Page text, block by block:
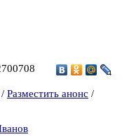
/ Разместить анонс /